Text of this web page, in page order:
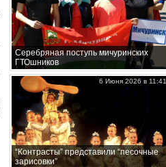
Серебряная поступь мичуринских
ГТОшников
“Контрасты” представили “песочные
зарисовки”
6 Июня 2026 в 11:41